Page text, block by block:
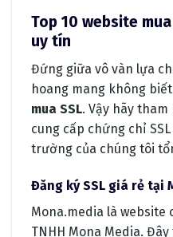
Top 10 website
uy tín
Đứng giữa vô vàn lựa
hoang mang không
mua SSL. Vậy hãy
cung cấp chứng chỉ
trường của chúng tôi
Đăng ký SSL giá rẻ tại
Mona.media là website
TNHH Mona Media.